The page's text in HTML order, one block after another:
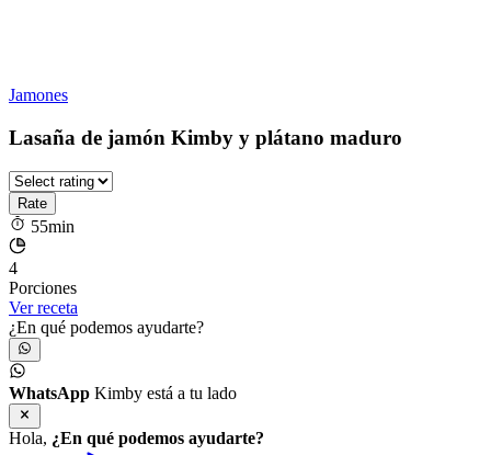
Jamones
Lasaña de jamón Kimby y plátano maduro
55min
4
Porciones
Ver receta
¿En qué podemos ayudarte?
WhatsApp Kimby está a tu lado
Hola, ¿En qué podemos ayudarte?